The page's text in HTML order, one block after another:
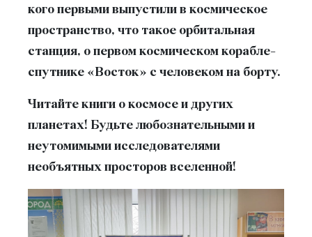
кого первыми выпустили в космическое
пространство, что такое орбитальная
станция, о первом космическом корабле-
спутнике «Восток» с человеком на борту.
Читайте книги о космосе и других
планетах! Будьте любознательными и
неутомимыми исследователями
необъятных просторов вселенной!